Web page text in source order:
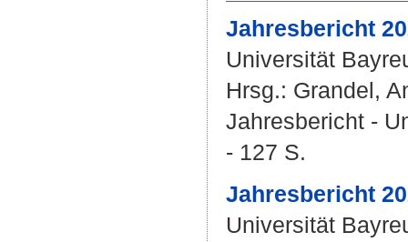
Jahresbericht
Universität
Hrsg.: Grandel,
Jahresbericht -
- 127 S.
Jahresbericht
Universität